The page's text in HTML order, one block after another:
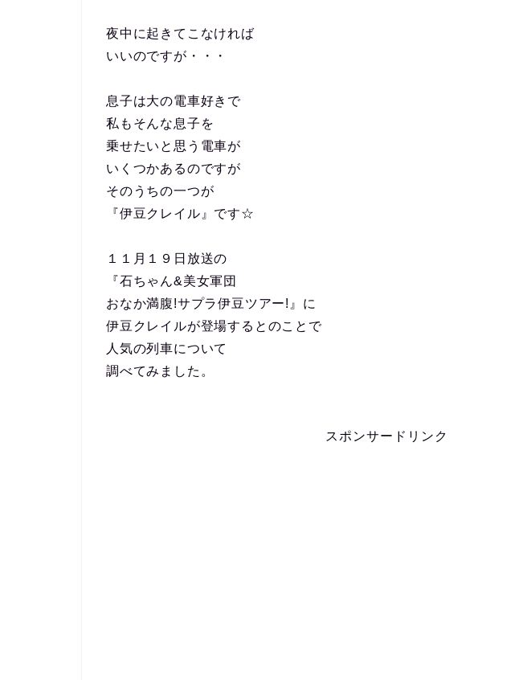
夜中に起きてこなければ
いいのですが・・・
息子は大の電車好きで
私もそんな息子を
乗せたいと思う電車が
いくつかあるのですが
そのうちの一つが
『伊豆クレイル』です☆
１１月１９日放送の
『石ちゃん&美女軍団
おなか満腹!サプラ伊豆ツアー!』に
伊豆クレイルが登場するとのことで
人気の列車について
調べてみました。
スポンサードリンク